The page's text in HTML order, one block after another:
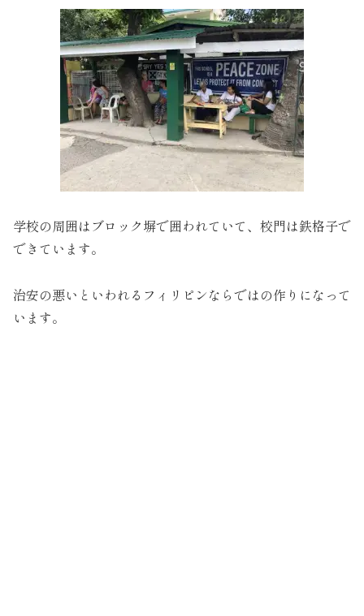
学校の周囲はブロック塀で囲われていて、校門は鉄格子で
できています。
治安の悪いといわれるフィリピンならではの作りになって
います。